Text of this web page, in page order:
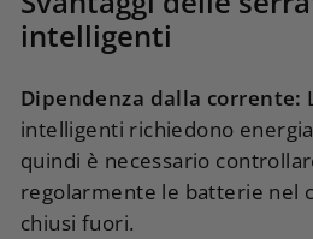
intelligenti
Dipendenza dalla corrente:
intelligenti richiedono
quindi è necessario
regolarmente le batterie nel
chiusi fuori.